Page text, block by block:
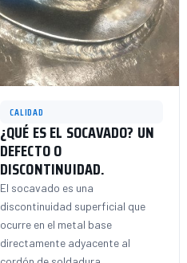
CALIDAD
¿QUÉ ES EL SOCAVADO? UN
DEFECTO O
DISCONTINUIDAD.
El socavado es una
discontinuidad superficial que
ocurre en el metal base
directamente adyacente al